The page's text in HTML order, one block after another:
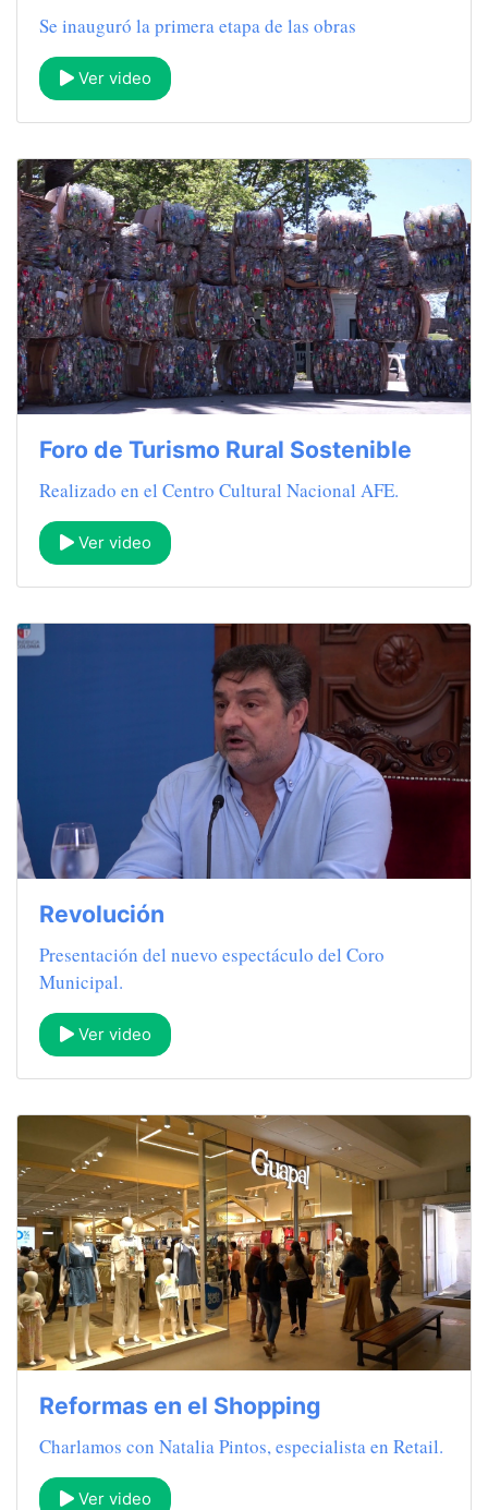
Se inauguró la primera etapa de las obras
Ver video
Foro de Turismo Rural Sostenible
Realizado en el Centro Cultural Nacional AFE.
Ver video
Revolución
Presentación del nuevo espectáculo del Coro
Municipal.
Ver video
Reformas en el Shopping
Charlamos con Natalia Pintos, especialista en Retail.
Ver video